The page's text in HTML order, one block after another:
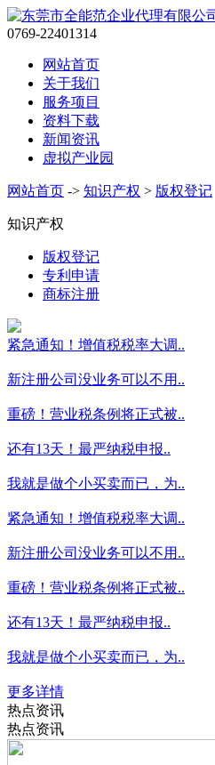
0769-22401314
网站首页
关于我们
服务项目
资料下载
新闻资讯
虚拟产业园
网站首页 -> 知识产权 > 版权登记
知识产权
版权登记
专利申请
商标注册
紧急通知！增值税税率大调..
新注册公司没业务可以不用..
重磅！营业税条例将正式被..
还有13天！最严纳税申报..
我就是做个小买卖而已，为..
紧急通知！增值税税率大调..
新注册公司没业务可以不用..
重磅！营业税条例将正式被..
还有13天！最严纳税申报..
我就是做个小买卖而已，为..
更多详情
热点资讯
热点资讯